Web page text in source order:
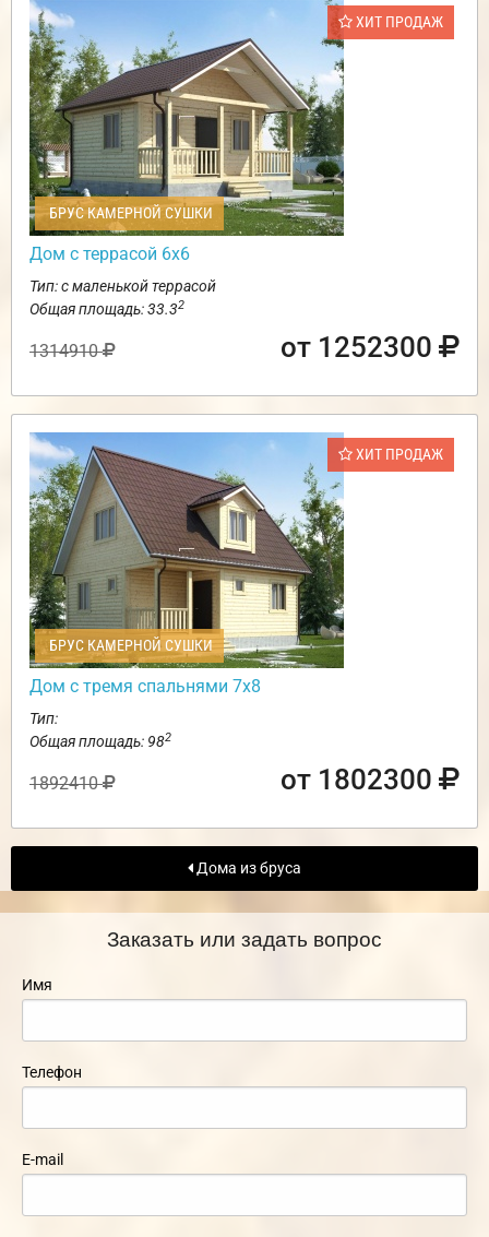
ХИТ ПРОДАЖ
БРУС КАМЕРНОЙ СУШКИ
Дом с террасой 6х6
Тип: с маленькой террасой
Общая площадь: 33.32
1314910 от 1252300
ХИТ ПРОДАЖ
БРУС КАМЕРНОЙ СУШКИ
Дом с тремя спальнями 7х8
Тип:
Общая площадь: 982
1892410 от 1802300
Дома из бруса
Заказать или задать вопрос
Имя
Телефон
E-mail